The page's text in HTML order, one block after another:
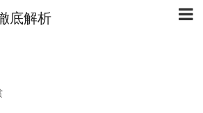
底解析